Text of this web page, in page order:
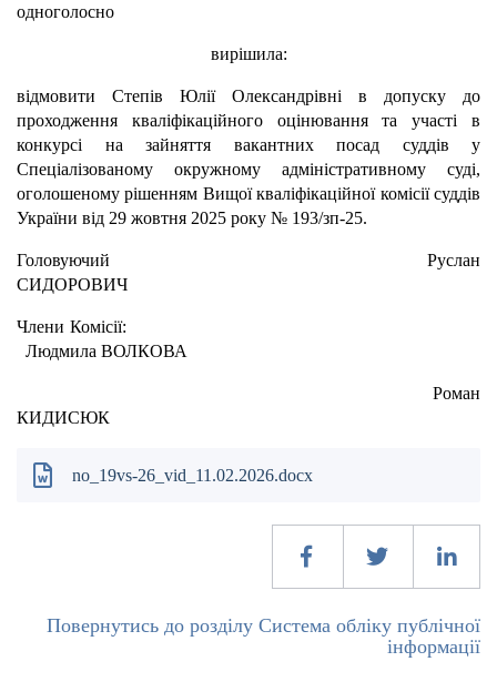
одноголосно
вирішила:
відмовити Степів Юлії Олександрівні в допуску до
проходження кваліфікаційного оцінювання та участі в
конкурсі на зайняття вакантних посад суддів у
Спеціалізованому окружному адміністративному суді,
оголошеному рішенням Вищої кваліфікаційної комісії суддів
України від 29 жовтня 2025 року № 193/зп-25.
Головуючий Руслан
СИДОРОВИЧ
Члени Комісії:
Людмила ВОЛКОВА
Роман
КИДИСЮК
no_19vs-26_vid_11.02.2026.docx
Повернутись до розділу Система обліку публічної
інформації